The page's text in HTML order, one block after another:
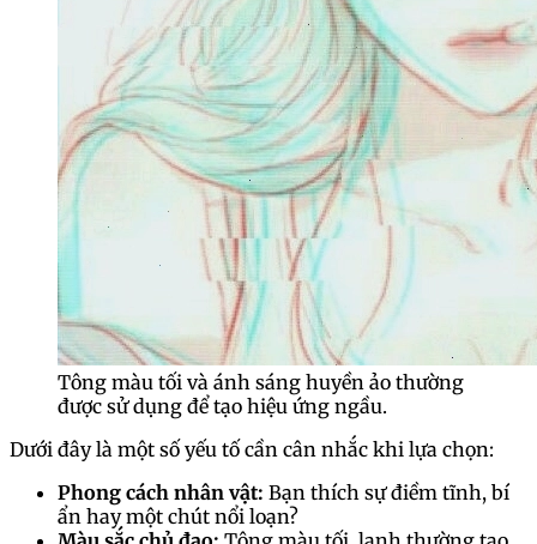
Tông màu tối và ánh sáng huyền ảo thường
được sử dụng để tạo hiệu ứng ngầu.
Dưới đây là một số yếu tố cần cân nhắc khi lựa chọn:
Phong cách nhân vật: Bạn thích sự điềm tĩnh, bí
ẩn hay một chút nổi loạn?